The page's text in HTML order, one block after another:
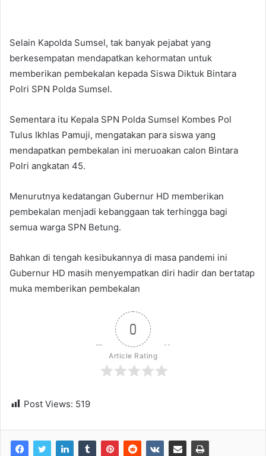
Selain Kapolda Sumsel, tak banyak pejabat yang
berkesempatan mendapatkan kehormatan untuk
memberikan pembekalan kepada Siswa Diktuk Bintara
Polri SPN Polda Sumsel.
Sementara itu Kepala SPN Polda Sumsel Kombes Pol
Tulus Ikhlas Pamuji, mengatakan para siswa yang
mendapatkan pembekalan ini meruoakan calon Bintara
Polri angkatan 45.
Menurutnya kedatangan Gubernur HD memberikan
pembekalan menjadi kebanggaan tak terhingga bagi
semua warga SPN Betung.
Bahkan di tengah kesibukannya di masa pandemi ini
Gubernur HD masih menyempatkan diri hadir dan bertatap
muka memberikan pembekalan
0
Article Rating
Post Views: 519